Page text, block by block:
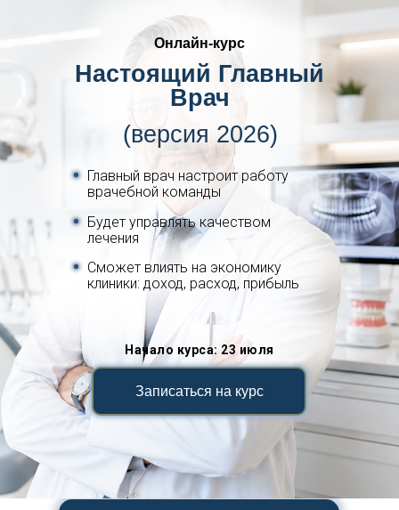
Настоящий Главный
Врач
(версия 2026)
Записаться на курс
Онлайн-курс
Главный врач настроит работу
врачебной команды
Начало курса: 23 июля
Будет управлять качеством
лечения
Сможет влиять на экономику
клиники: доход, расход, прибыль